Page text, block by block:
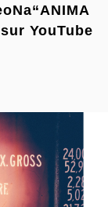
YouTube